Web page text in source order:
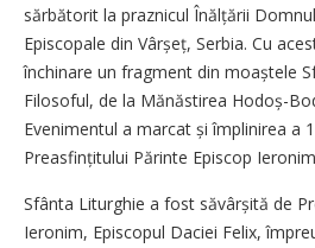
sărbătorit la praznicul Înălțării
Episcopale din Vârșeț, Serbia. Cu
închinare un fragment din moaștele
Filosoful, de la Mănăstirea Hodoș-
Evenimentul a marcat și împlinirea a
Preasfințitului Părinte Episcop
Sfânta Liturghie a fost săvârșită de
Ieronim, Episcopul Daciei Felix,